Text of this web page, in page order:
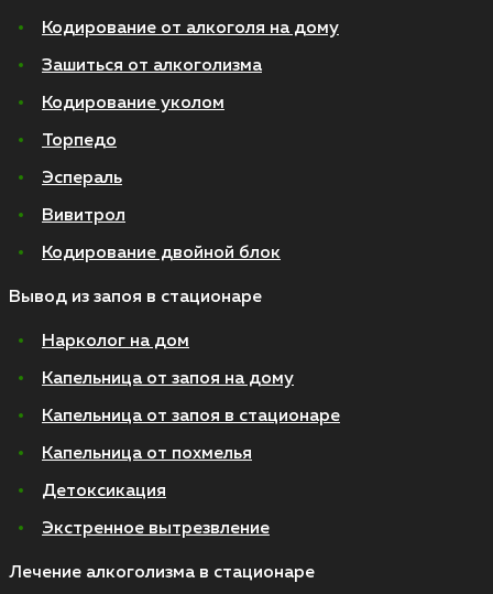
Кодирование от алкоголя на дому
Зашиться от алкоголизма
Кодирование уколом
Торпедо
Эспераль
Вивитрол
Кодирование двойной блок
Вывод из запоя в стационаре
Нарколог на дом
Капельница от запоя на дому
Капельница от запоя в стационаре
Капельница от похмелья
Детоксикация
Экстренное вытрезвление
Лечение алкоголизма в стационаре